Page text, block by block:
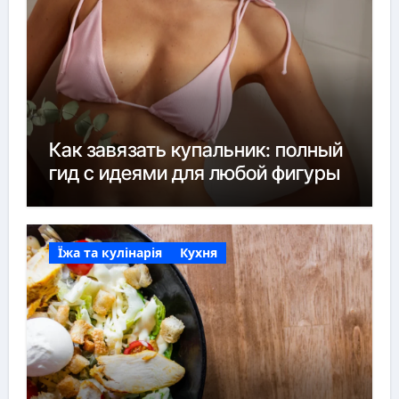
Как завязать купальник: полный
гид с идеями для любой фигуры
Їжа та кулінарія Кухня